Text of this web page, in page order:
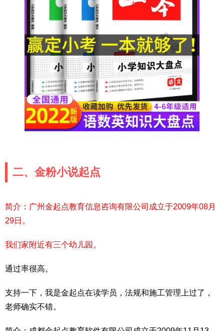
二、金粉小说起点
简介：广州金起点教育信息咨询有限公司成立于2009年08月
29日。
我们家附近有三个幼儿园。
通过率很高。
支持一下，我是金起点在读学员，法规和施工管理上过了，
老师确实不错。